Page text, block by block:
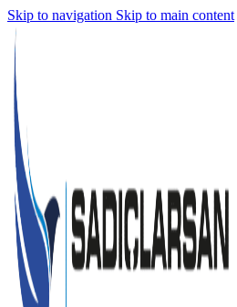
Skip to navigationSkip to main content